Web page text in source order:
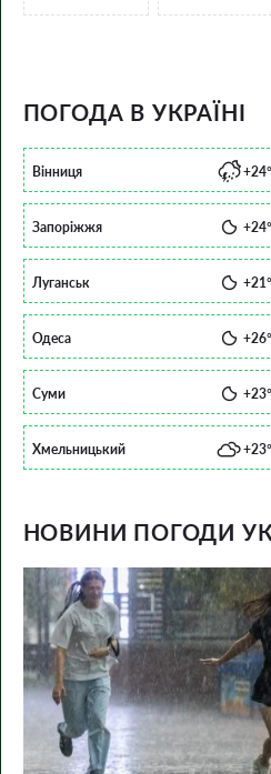
ПОГОДА В УКРАЇНІ
Вінниця +24°
Запоріжжя +24°
Луганськ +21°
Одеса +26°
Суми +23°
Хмельницький +23°
НОВИНИ ПОГОДИ